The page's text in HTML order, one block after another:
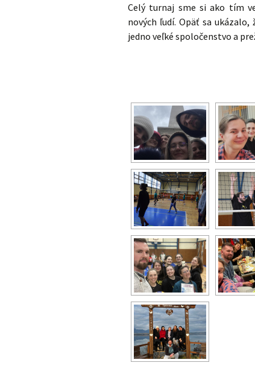
Celý turnaj sme si ako tím
nových ľudí. Opäť sa
jedno veľké spoločenstvo a